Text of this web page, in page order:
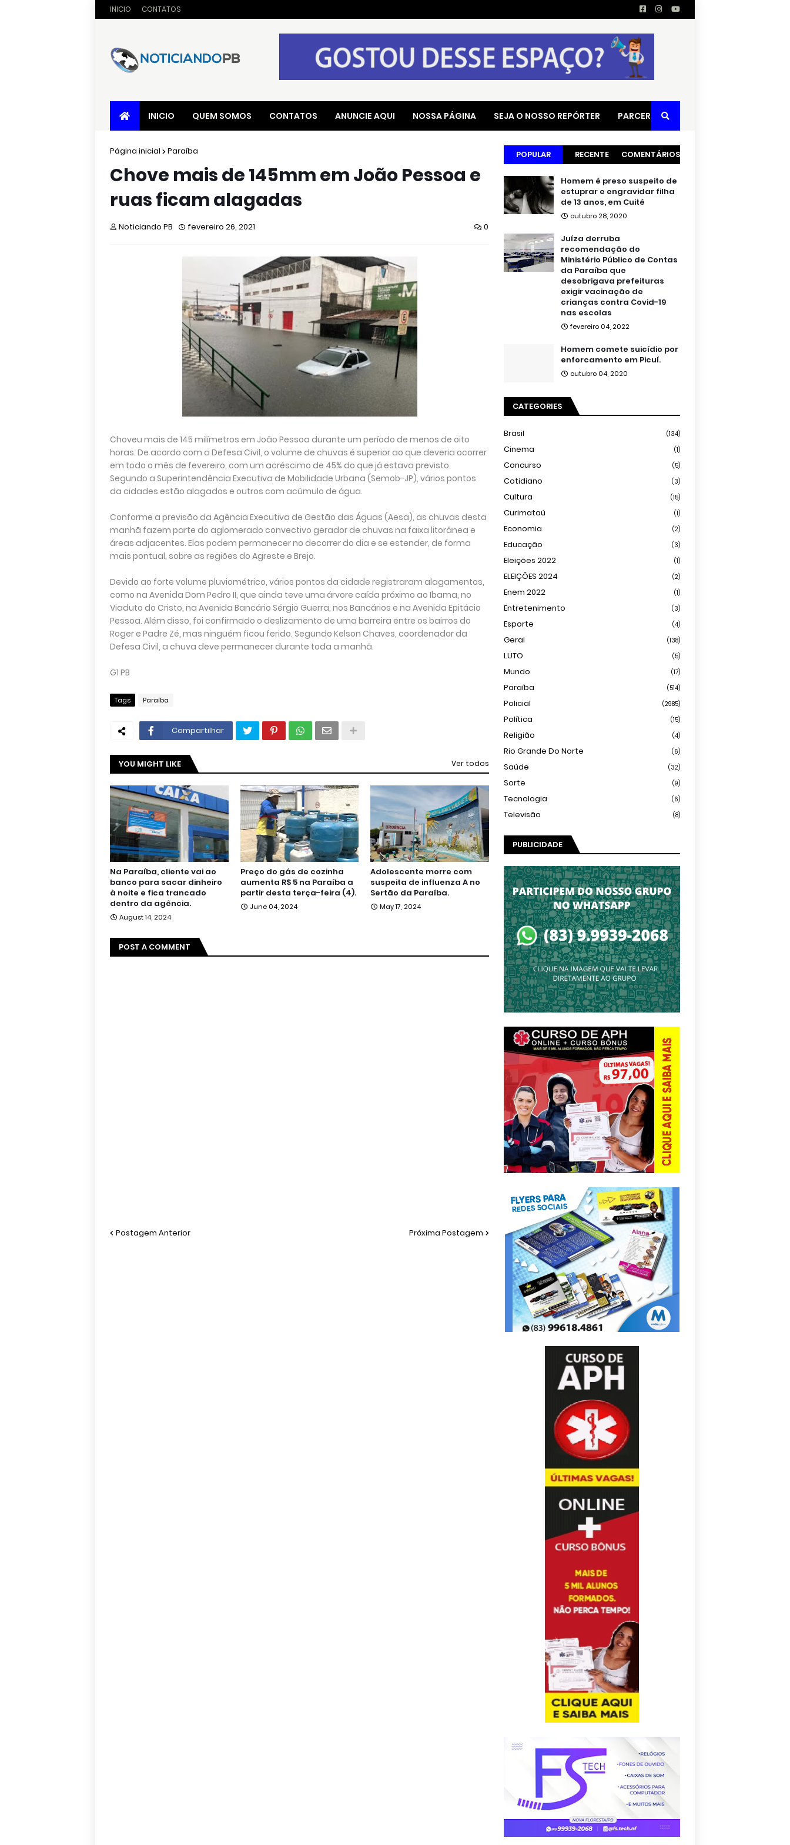
INICIO CONTATOS
INICIO QUEM SOMOS CONTATOS ANUNCIE AQUI NOSSA PÁGINA SEJA O NOSSO REPÓRTER PARCERIAS
Página inicial Paraíba
Chove mais de 145mm em João Pessoa e
ruas ficam alagadas
Noticiando PB fevereiro 26, 2021 0
Choveu mais de 145 milímetros em João Pessoa durante um período de menos de oito
horas. De acordo com a Defesa Civil, o volume de chuvas é superior ao que deveria ocorrer
em todo o mês de fevereiro, com um acréscimo de 45% do que já estava previsto.
Segundo a Superintendência Executiva de Mobilidade Urbana (Semob-JP), vários pontos
da cidades estão alagados e outros com acúmulo de água.
Conforme a previsão da Agência Executiva de Gestão das Águas (Aesa), as chuvas desta
manhã fazem parte do aglomerado convectivo gerador de chuvas na faixa litorânea e
áreas adjacentes. Elas podem permanecer no decorrer do dia e se estender, de forma
mais pontual, sobre as regiões do Agreste e Brejo.
Devido ao forte volume pluviométrico, vários pontos da cidade registraram alagamentos,
como na Avenida Dom Pedro II, que ainda teve uma árvore caída próximo ao Ibama, no
Viaduto do Cristo, na Avenida Bancário Sérgio Guerra, nos Bancários e na Avenida Epitácio
Pessoa. Além disso, foi confirmado o deslizamento de uma barreira entre os bairros do
Roger e Padre Zé, mas ninguém ficou ferido. Segundo Kelson Chaves, coordenador da
Defesa Civil, a chuva deve permanecer durante toda a manhã.
G1 PB
Tags Paraíba
Compartilhar
YOU MIGHT LIKE Ver todos
Na Paraíba, cliente vai ao
banco para sacar dinheiro
à noite e fica trancado
dentro da agência.
August 14, 2024
Preço do gás de cozinha
aumenta R$ 5 na Paraíba a
partir desta terça-feira (4).
June 04, 2024
Adolescente morre com
suspeita de influenza A no
Sertão da Paraíba.
May 17, 2024
POST A COMMENT
Postagem Anterior Próxima Postagem
POPULAR RECENTE COMENTÁRIOS
Homem é preso suspeito de
estuprar e engravidar filha
de 13 anos, em Cuité
outubro 28, 2020
Juíza derruba
recomendação do
Ministério Público de Contas
da Paraíba que
desobrigava prefeituras
exigir vacinação de
crianças contra Covid-19
nas escolas
fevereiro 04, 2022
Homem comete suicídio por
enforcamento em Picuí.
outubro 04, 2020
CATEGORIES
Brasil (134)
Cinema (1)
Concurso (5)
Cotidiano (3)
Cultura (15)
Curimataú (1)
Economia (2)
Educação (3)
Eleições 2022 (1)
ELEIÇÕES 2024 (2)
Enem 2022 (1)
Entretenimento (3)
Esporte (4)
Geral (138)
LUTO (5)
Mundo (17)
Paraíba (514)
Policial (2985)
Política (15)
Religião (4)
Rio Grande Do Norte (6)
Saúde (32)
Sorte (9)
Tecnologia (6)
Televisão (8)
PUBLICIDADE